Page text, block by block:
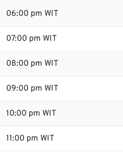
06:00 pm WIT
07:00 pm WIT
08:00 pm WIT
09:00 pm WIT
10:00 pm WIT
11:00 pm WIT